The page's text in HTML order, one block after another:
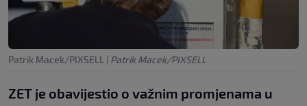
Patrik Macek/PIXSELL | Patrik Macek/PIXSELL
ZET je obavijestio o važnim promjenama u